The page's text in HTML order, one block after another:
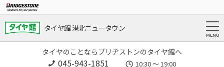
タイヤ館 港北ニュータウン
タイヤのことならブリヂストンのタイヤ館へ
045-943-1851
10:30 ～ 19:00